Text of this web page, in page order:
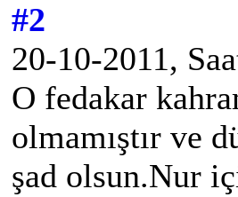
#2
20-10-2011,
O fedakar
olmamıştır ve
şad olsun.Nur